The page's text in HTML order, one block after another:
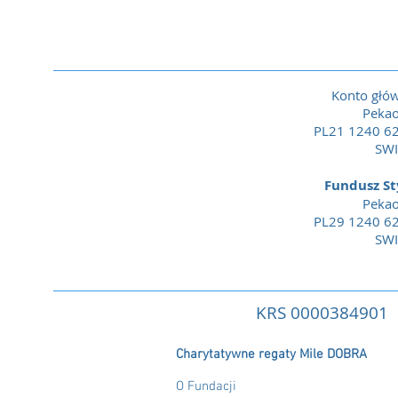
Konto
PL21 1240
Fundusz
PL29 1240
KRS 0000384901
Charytatywne regaty Mile DOBRA
O Fundacji